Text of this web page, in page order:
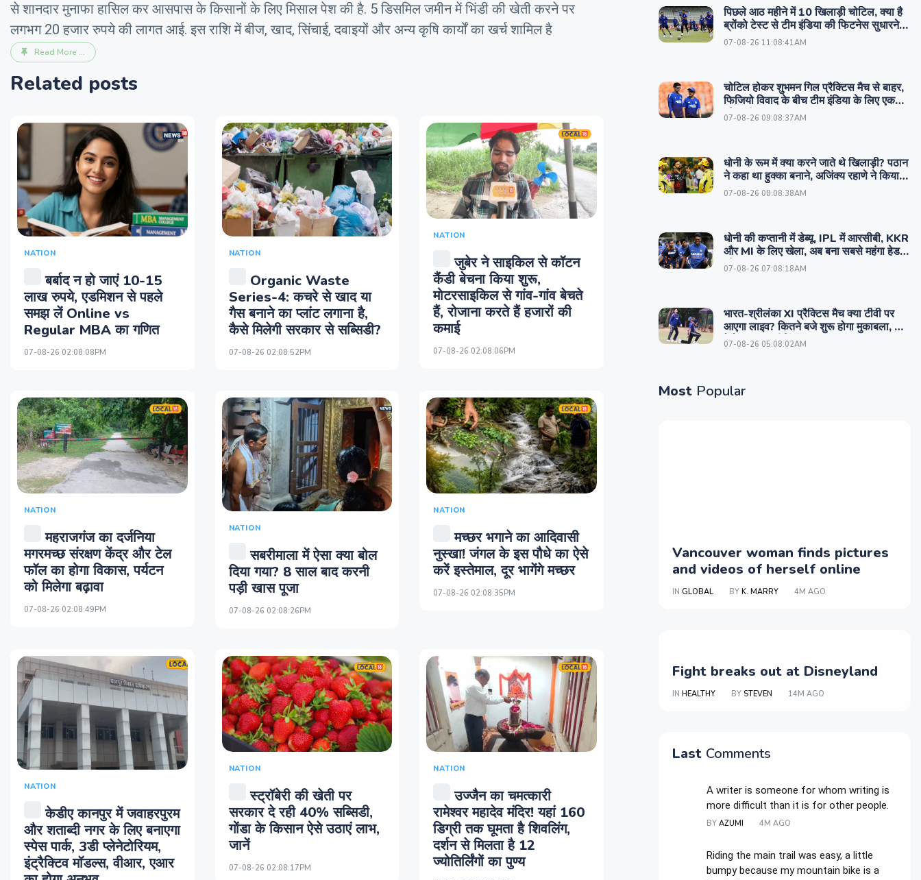
से शानदार मुनाफा हासिल कर आसपास के किसानों के लिए मिसाल पेश की है. 5 डिसमिल जमीन में भिंडी की खेती करने पर
लगभग 20 हजार रुपये की लागत आई. इस राशि में बीज, खाद, सिंचाई, दवाइयों और अन्य कृषि कार्यों का खर्च शामिल है
Read More ...
Related posts
NATION
बर्बाद न हो जाएं 10-15
लाख रुपये, एडमिशन से पहले
समझ लें Online vs
Regular MBA का गणित
07-08-26 02:08:08PM
NATION
Organic Waste
Series-4: कचरे से खाद या
गैस बनाने का प्लांट लगाना है,
कैसे मि‍लेगी सरकार से सब्‍स‍िडी?
07-08-26 02:08:52PM
NATION
जुबेर ने साइकिल से कॉटन
कैंडी बेचना किया शुरू,
मोटरसाइकिल से गांव-गांव बेचते
हैं, रोजाना करते हैं हजारों की
कमाई
07-08-26 02:08:06PM
NATION
महराजगंज का दर्जनिया
मगरमच्छ संरक्षण केंद्र और टेल
फॉल का होगा विकास, पर्यटन
को मिलेगा बढ़ावा
07-08-26 02:08:49PM
NATION
सबरीमाला में ऐसा क्या बोल
दिया गया? 8 साल बाद करनी
पड़ी खास पूजा
07-08-26 02:08:26PM
NATION
मच्छर भगाने का आदिवासी
नुस्खा! जंगल के इस पौधे का ऐसे
करें इस्तेमाल, दूर भागेंगे मच्छर
07-08-26 02:08:35PM
NATION
केडीए कानपुर में जवाहरपुरम
और शताब्दी नगर के लिए बनाएगा
स्पेस पार्क, 3डी प्लेनेटोरियम,
इंट्रैक्टिव मॉडल्स, वीआर, एआर
NATION
स्ट्रॉबेरी की खेती पर
सरकार दे रही 40% सब्सिडी,
गोंडा के किसान ऐसे उठाएं लाभ,
जानें
07-08-26 02:08:17PM
NATION
उज्जैन का चमत्कारी
रामेश्वर महादेव मंदिर! यहां 160
डिग्री तक घूमता है शिवलिंग,
दर्शन से मिलता है 12
ज्योतिर्लिंगों का पुण्य
पिछले आठ महीने में 10 खिलाड़ी चोटिल, क्या है
ब्रोंको टेस्ट से टीम इंडिया की फिटनेस सुधारने
का प्लान?
07-08-26 11:08:41AM
चोटिल होकर शुभमन गिल प्रैक्टिस मैच से बाहर,
फिजियो विवाद के बीच टीम इंडिया के लिए एक
और बुरी खबर
07-08-26 09:08:37AM
धोनी के रूम में क्या करने जाते थे खिलाड़ी? पठान
ने कहा था हुक्का बनाने, अजिंक्य रहाणे ने किया
नया खुलासा
07-08-26 08:08:38AM
धोनी की कप्तानी में डेब्यू, IPL में आरसीबी, KKR
और MI के लिए खेला, अब बना सबसे महंगा हेड
कोच
07-08-26 07:08:18AM
भारत-श्रीलंका XI प्रैक्टिस मैच क्या टीवी पर
आएगा लाइव? कितने बजे शुरू होगा मुकाबला, कहां
देखें लाइव स्ट्रीमिंग
07-08-26 05:08:02AM
Most Popular
Vancouver woman finds pictures
and videos of herself online
IN GLOBAL BY K. MARRY 4M AGO
Fight breaks out at Disneyland
IN HEALTHY BY STEVEN 14M AGO
Last Comments
A writer is someone for whom writing is
more difficult than it is for other people.
BY AZUMI 4M AGO
Riding the main trail was easy, a little
bumpy because my mountain bike is a